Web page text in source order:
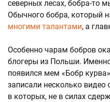
северных лесах, бобра-то
Обычного бобра, который
многими талантами, а
Особенно чарам бобров
блогеры из Польши.
появился мем «Бобр
записали несколько
в которых, не в силах